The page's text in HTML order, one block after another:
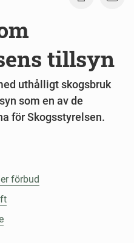
tillsyn
uthålligt skogsbruk
som en av de
för Skogsstyrelsen.
förbud